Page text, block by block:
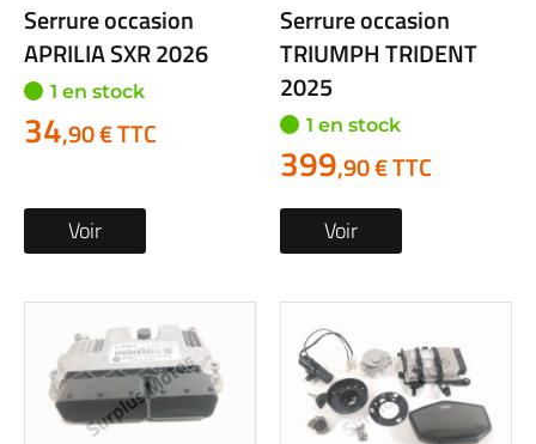
Serrure occasion
APRILIA SXR 2026
1 en stock
34,90 € TTC
Voir
Serrure occasion
TRIUMPH TRIDENT
2025
1 en stock
399,90 € TTC
Voir